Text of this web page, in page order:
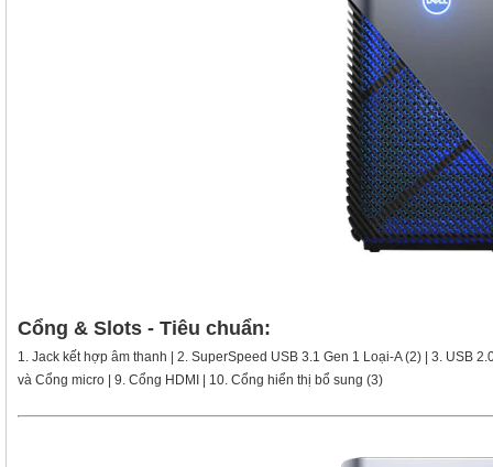
Cổng & Slots - Tiêu chuẩn:
1. Jack kết hợp âm thanh | 2. SuperSpeed ​​USB 3.1 Gen 1 Loại-A (2) | 3. USB
và Cổng micro | 9. Cổng HDMI | 10. Cổng hiển thị bổ sung (3)